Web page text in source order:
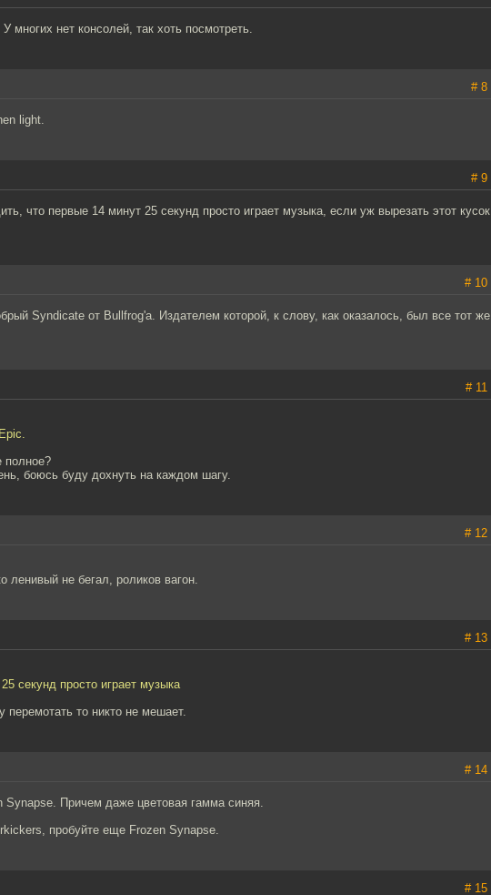
многих нет консолей, так хоть посмотреть.
# 8
light.
# 9
что первые 14 минут 25 секунд просто играет музыка, если уж вырезать этот кусок
# 10
Syndicate от Bullfrog'а. Издателем которой, к слову, как оказалось, был все тот же
# 11
полное?
боюсь буду дохнуть на каждом шагу.
# 12
ленивый не бегал, роликов вагон.
# 13
секунд просто играет музыка
перемотать то никто не мешает.
# 14
Synapse. Причем даже цветовая гамма синяя.
пробуйте еще Frozen Synapse.
# 15